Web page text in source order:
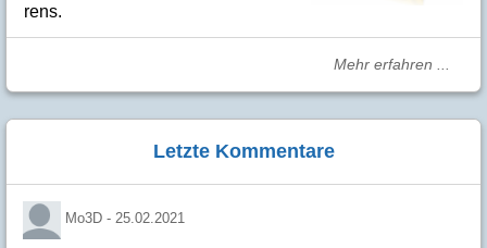
rens.
Mehr erfahren ...
Letzte Kommentare
Mo3D - 25.02.2021